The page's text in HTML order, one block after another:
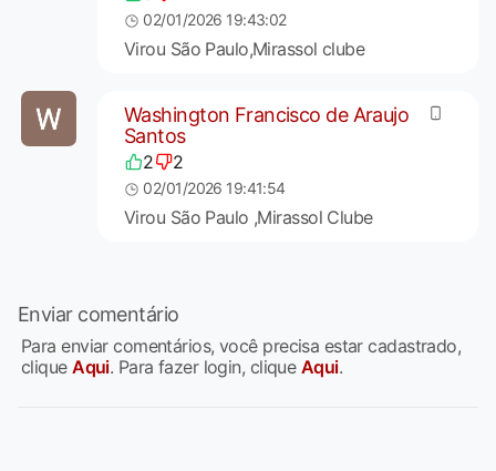
02/01/2026 19:43:02
Virou São Paulo,Mirassol clube
Washington Francisco de Araujo
Santos
2 2
02/01/2026 19:41:54
Virou São Paulo ,Mirassol Clube
Enviar comentário
Para enviar comentários, você precisa estar cadastrado,
cliqueAqui. Para fazer login, clique Aqui.